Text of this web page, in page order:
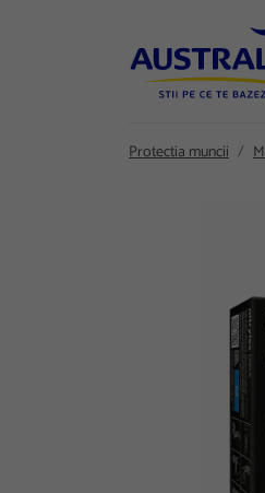
Protectia muncii